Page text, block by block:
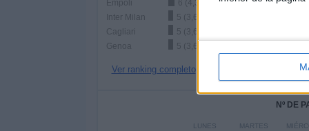
Empoli
6 (4,35%)
Inter Milan
5 (3,62%)
Cagliari
5 (3,62%)
Genoa
5 (3,62%)
Ver ranking completo
Nº DE
LUNES MARTES